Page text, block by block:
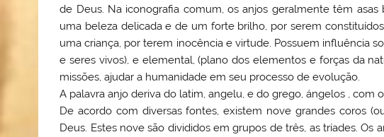
de Deus. Na iconografia comum, os anjos geralmente têm
uma beleza delicada e de um forte brilho, por serem
uma criança, por terem inocência e virtude. Possuem influência
e seres vivos), e elemental, (plano dos elementos e forças da
missões, ajudar a humanidade em seu processo de evolução.
A palavra anjo deriva do latim, angelu, e do grego, ángelos , com
De acordo com diversas fontes, existem nove grandes coros
Deus. Estes nove são divididos em grupos de três, as tríades.